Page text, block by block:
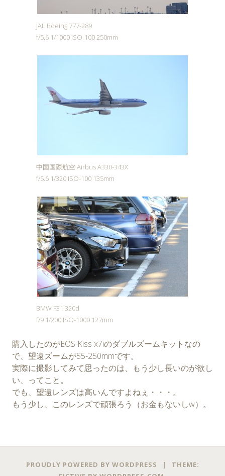
JAL Boeing 777-289
f/5.6 1/1000 ISO-100 250mm
中国国際航空 Airbus A330-343X
f/5.6 1/320 ISO-100 135mm
BMW F31 320d
f/9 1/200 ISO-1000 127mm
購入したのがEOS Kiss x7iのダブルズームキットなの
で、望遠ズームが55-250mmです。
実際に撮影してみて思ったのは、もう少し長いのが欲し
い、ってこと。
でも、望遠レンズは高いんですよねぇ・・・。
もう少し、このレンズで頑張ろう（お金もないしw）。
PROUDLY POWERED BY WORDPRESS |
THEME: